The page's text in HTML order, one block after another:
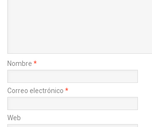
Nombre *
Correo electrónico *
Web